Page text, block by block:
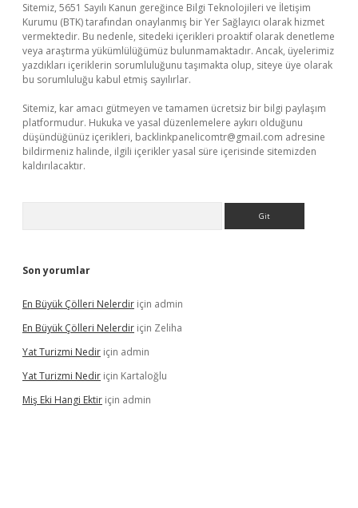
Sitemiz, 5651 Sayılı Kanun gereğince Bilgi Teknolojileri ve İletişim
Kurumu (BTK) tarafından onaylanmış bir Yer Sağlayıcı olarak hizmet
vermektedir. Bu nedenle, sitedeki içerikleri proaktif olarak denetleme
veya araştırma yükümlülüğümüz bulunmamaktadır. Ancak, üyelerimiz
yazdıkları içeriklerin sorumluluğunu taşımakta olup, siteye üye olarak
bu sorumluluğu kabul etmiş sayılırlar.
Sitemiz, kar amacı gütmeyen ve tamamen ücretsiz bir bilgi paylaşım
platformudur. Hukuka ve yasal düzenlemelere aykırı olduğunu
düşündüğünüz içerikleri, backlinkpanelicomtr@gmail.com adresine
bildirmeniz halinde, ilgili içerikler yasal süre içerisinde sitemizden
kaldırılacaktır.
Son yorumlar
En Büyük Çölleri Nelerdir için admin
En Büyük Çölleri Nelerdir için Zeliha
Yat Turizmi Nedir için admin
Yat Turizmi Nedir için Kartaloğlu
Miş Eki Hangi Ektir için admin